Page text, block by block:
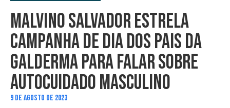
MALVINO SALVADOR ESTRELA
CAMPANHA DE DIA DOS PAIS DA
GALDERMA PARA FALAR SOBRE
AUTOCUIDADO MASCULINO
9 DE AGOSTO DE 2023